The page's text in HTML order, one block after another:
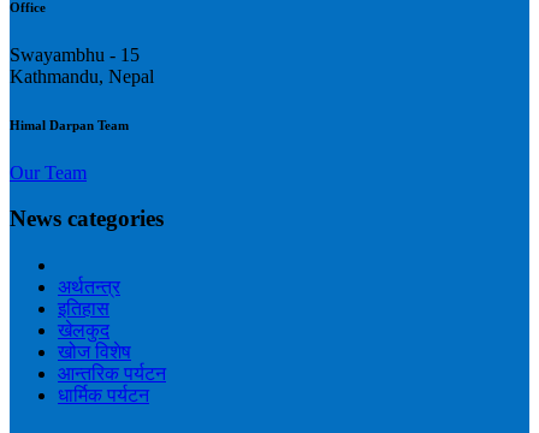
Office
Swayambhu - 15
Kathmandu, Nepal
Himal Darpan Team
Our Team
News categories
अर्थतन्त्र
इतिहास
खेलकुद
खोज विशेष
आन्तरिक पर्यटन
धार्मिक पर्यटन